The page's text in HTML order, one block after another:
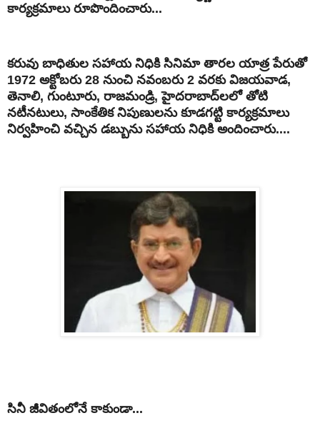
కార్యక్రమాలు రూపొందించారు...
కరువు బాధితుల సహాయ నిధికి సినిమా తారల యాత్ర పేరుతో
1972 అక్టోబరు 28 నుంచి నవంబరు 2 వరకు విజయవాడ,
తెనాలి, గుంటూరు, రాజమండ్రి, హైదరాబాద్‌లలో తోటి
నటీనటులు, సాంకేతిక నిపుణులను కూడగట్టి కార్యక్రమాలు
నిర్వహించి వచ్చిన డబ్బును సహాయ నిధికి అందించారు....
సినీ జీవితంలోనే కాకుండా...